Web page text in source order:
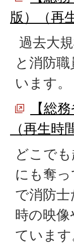
版）（再
過去大
と消防
います。
【総
（再生
どこで
にも奪
で消防
時の映
ています